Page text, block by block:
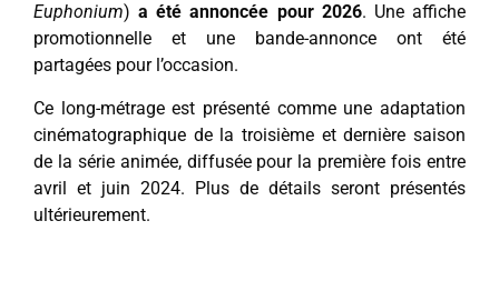
Euphonium)a été annoncée pour 2026. Une affiche
promotionnelle et une bande-annonce ont été
partagées pour l’occasion.
Ce long-métrage est présenté comme une adaptation
cinématographique de la troisième et dernière saison
de la série animée, diffusée pour la première fois entre
avril et juin 2024. Plus de détails seront présentés
ultérieurement.